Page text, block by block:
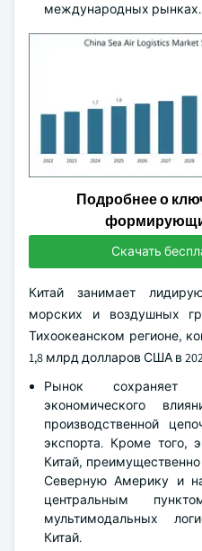
международных рынках.
Подробнее о
Скачать
Китай занимает
морских и воздушных
Тихоокеанском регионе,
1,8 млрд долларов США в
Рынок сохраняет
экономического
производственной
экспорта. Кроме того,
Китай,
Северную Америку и
центральным
мультимодальных
Китай.